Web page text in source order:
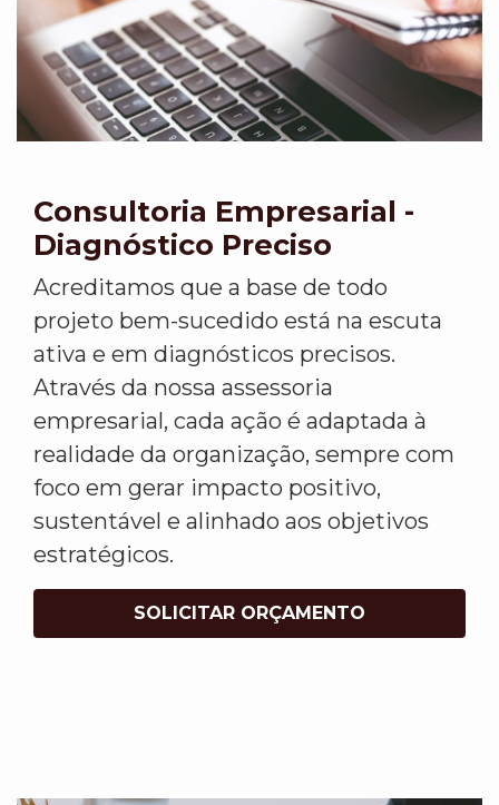
Consultoria Empresarial -
Diagnóstico Preciso
Acreditamos que a base de todo
projeto bem-sucedido está na escuta
ativa e em diagnósticos precisos.
Através da nossa assessoria
empresarial, cada ação é adaptada à
realidade da organização, sempre com
foco em gerar impacto positivo,
sustentável e alinhado aos objetivos
estratégicos.
SOLICITAR ORÇAMENTO